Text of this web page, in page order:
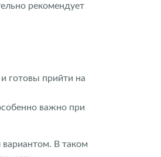
рекомендует
готовы прийти на
важно при
вариантом. В таком